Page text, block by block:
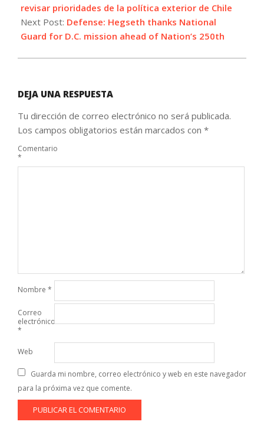
revisar prioridades de la política exterior de Chile
Next Post: Defense: Hegseth thanks National
Guard for D.C. mission ahead of Nation’s 250th
DEJA UNA RESPUESTA
Tu dirección de correo electrónico no será publicada.
Los campos obligatorios están marcados con *
Comentario
*
Nombre *
Correo
electrónico
*
Web
Guarda mi nombre, correo electrónico y web en este navegador
para la próxima vez que comente.